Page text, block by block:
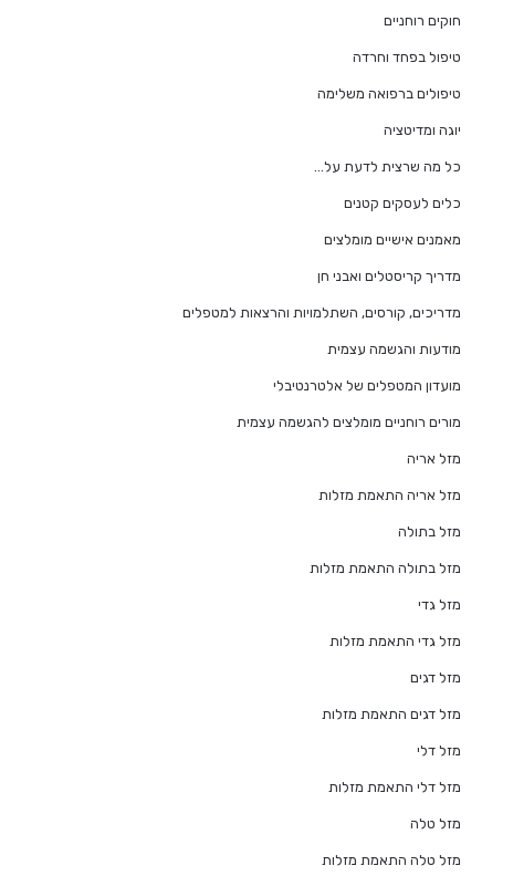
חוקים רוחניים
טיפול בפחד וחרדה
טיפולים ברפואה משלימה
יוגה ומדיטציה
כל מה שרצית לדעת על…
כלים לעסקים קטנים
מאמנים אישיים מומלצים
מדריך קריסטלים ואבני חן
מדריכים, קורסים, השתלמויות והרצאות למטפלים
מודעות והגשמה עצמית
מועדון המטפלים של אלטרנטיבלי
מורים רוחניים מומלצים להגשמה עצמית
מזל אריה
מזל אריה התאמת מזלות
מזל בתולה
מזל בתולה התאמת מזלות
מזל גדי
מזל גדי התאמת מזלות
מזל דגים
מזל דגים התאמת מזלות
מזל דלי
מזל דלי התאמת מזלות
מזל טלה
מזל טלה התאמת מזלות